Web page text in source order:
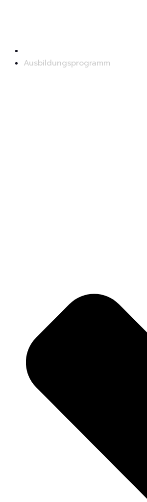
Ausbildungsprogramm